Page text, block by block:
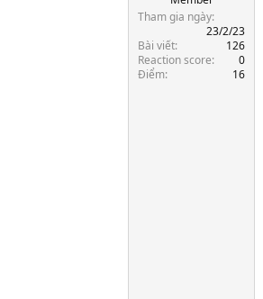
t
r
Tham gia ngày
23/2/23
Bài viết
126
Reaction score
0
Điểm
16